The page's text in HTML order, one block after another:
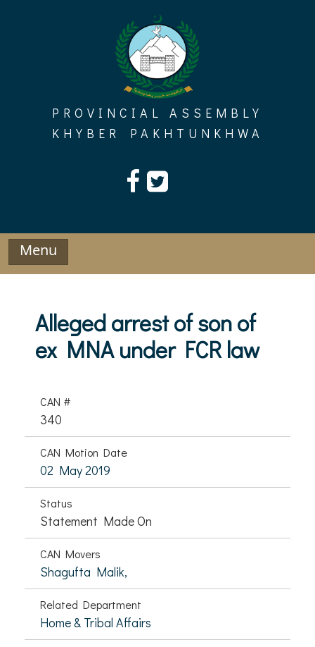
PROVINCIAL ASSEMBLY
KHYBER PAKHTUNKHWA
Menu
Alleged arrest of son of
ex MNA under FCR law
CAN #
340
CAN Motion Date
02 May 2019
Status
Statement Made On
CAN Movers
Shagufta Malik,
Related Department
Home & Tribal Affairs